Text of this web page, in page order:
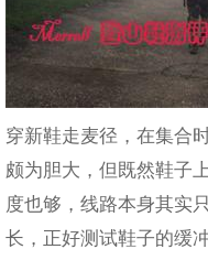
穿新鞋走麦径，在集合
颇为胆大，但既然鞋子
度也够，线路本身其实
长，正好测试鞋子的缓